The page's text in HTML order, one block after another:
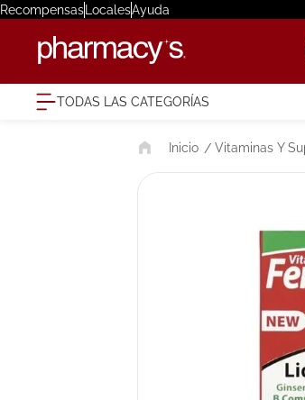
RecompensasLocalesAyuda
TODAS LAS CATEGORÍAS
Vitaminas Y